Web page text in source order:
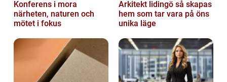
Konferens i mora
närheten, naturen och
mötet i fokus
Arkitekt lidingö så skapas
hem som tar vara på öns
unika läge